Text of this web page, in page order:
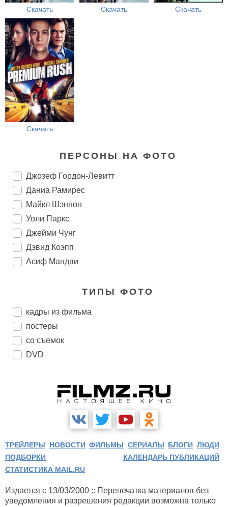
Скачать Скачать Скачать
Скачать
ПЕРСОНЫ НА ФОТО
Джозеф Гордон-Левитт
Даниа Рамирес
Майкл Шэннон
Уоли Паркс
Джейми Чунг
Дэвид Коэпп
Асиф Мандви
ТИПЫ ФОТО
кадры из фильма
постеры
со съемок
DVD
ТРЕЙЛЕРЫ НОВОСТИ ФИЛЬМЫ СЕРИАЛЫ БЛОГИ ЛЮДИ
ПОДБОРКИ
КАЛЕНДАРЬ ПУБЛИКАЦИЙ
СТАТИСТИКА MAIL.RU
Издается с 13/03/2000 :: Перепечатка материалов без
уведомления и разрешения редакции возможна только